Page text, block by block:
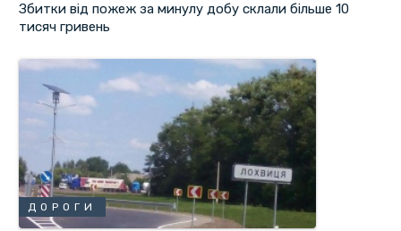
Збитки від пожеж за минулу добу склали більше 10
тисяч гривень
ДОРОГИ